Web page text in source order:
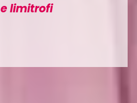
e limitrofi